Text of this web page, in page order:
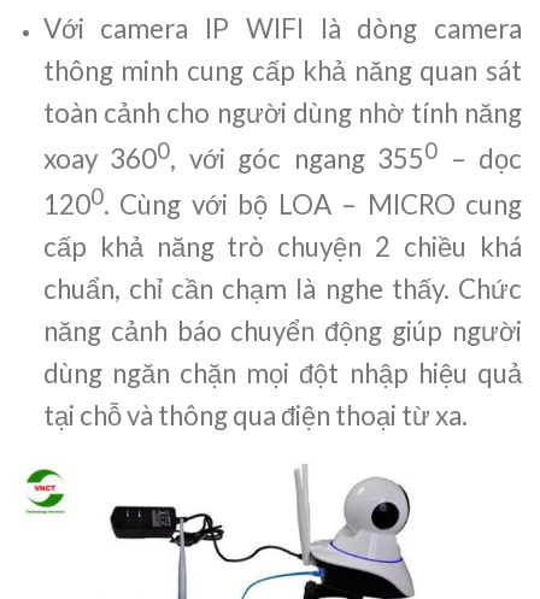
Với camera IP WIFI là dòng camera
thông minh cung cấp khả năng quan sát
toàn cảnh cho người dùng nhờ tính năng
xoay 3600, với góc ngang 3550 – dọc
1200. Cùng với bộ LOA – MICRO cung
cấp khả năng trò chuyện 2 chiều khá
chuẩn, chỉ cần chạm là nghe thấy. Chức
năng cảnh báo chuyển động giúp người
dùng ngăn chặn mọi đột nhập hiệu quả
tại chỗ và thông qua điện thoại từ xa.